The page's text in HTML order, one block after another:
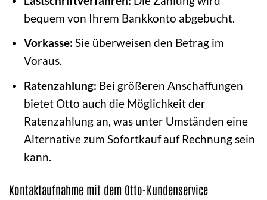
bequem von Ihrem Bankkonto abgebucht.
Vorkasse: Sie überweisen den Betrag im
Voraus.
Ratenzahlung: Bei größeren Anschaffungen
bietet Otto auch die Möglichkeit der
Ratenzahlung an, was unter Umständen eine
Alternative zum Sofortkauf auf Rechnung sein
kann.
Kontaktaufnahme mit dem Otto-Kundenservice